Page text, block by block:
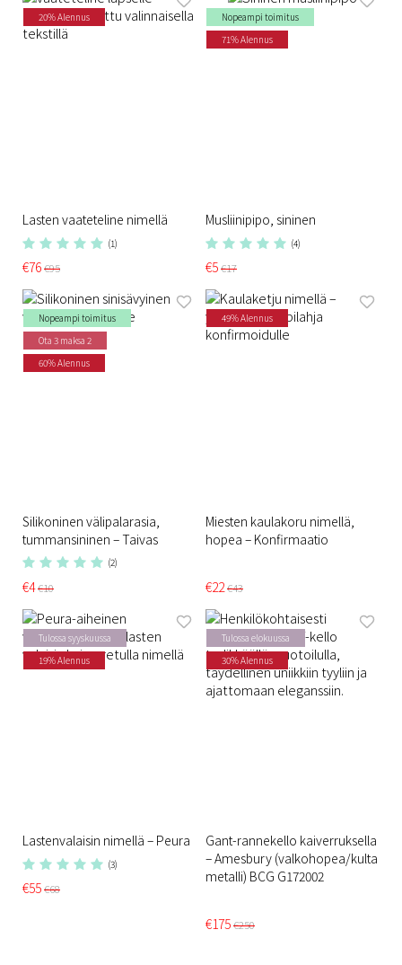
20% Alennus
Lasten vaateteline nimellä
(1)
€76€95
Nopeampi toimitus
71% Alennus
Musliinipipo, sininen
(4)
€5€17
Nopeampi toimitus
Ota 3 maksa 2
60% Alennus
Silikoninen välipalarasia,
tummansininen – Taivas
(2)
€4€10
49% Alennus
Miesten kaulakoru nimellä,
hopea – Konfirmaatio
€22€43
Tulossa syyskuussa
19% Alennus
Lastenvalaisin nimellä – Peura
(3)
€55€68
Tulossa elokuussa
30% Alennus
Gant-rannekello kaiverruksella
– Amesbury (valkohopea/kulta
metalli) BCG G172002
€175€250